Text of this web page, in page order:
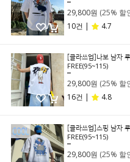
29,800원 (25% 할
10건 |
4.7
[클라쓰업]나보 남자
FREE(95~115)
29,800원 (25% 할
16건 |
4.8
[클라쓰업]스핑 남자
FREE(95~115)
29,800원 (25% 할